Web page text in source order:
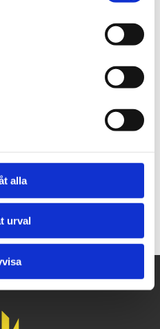
alla
urval
Jonathan Nyberg på
intresserad av
noggrannhet extra